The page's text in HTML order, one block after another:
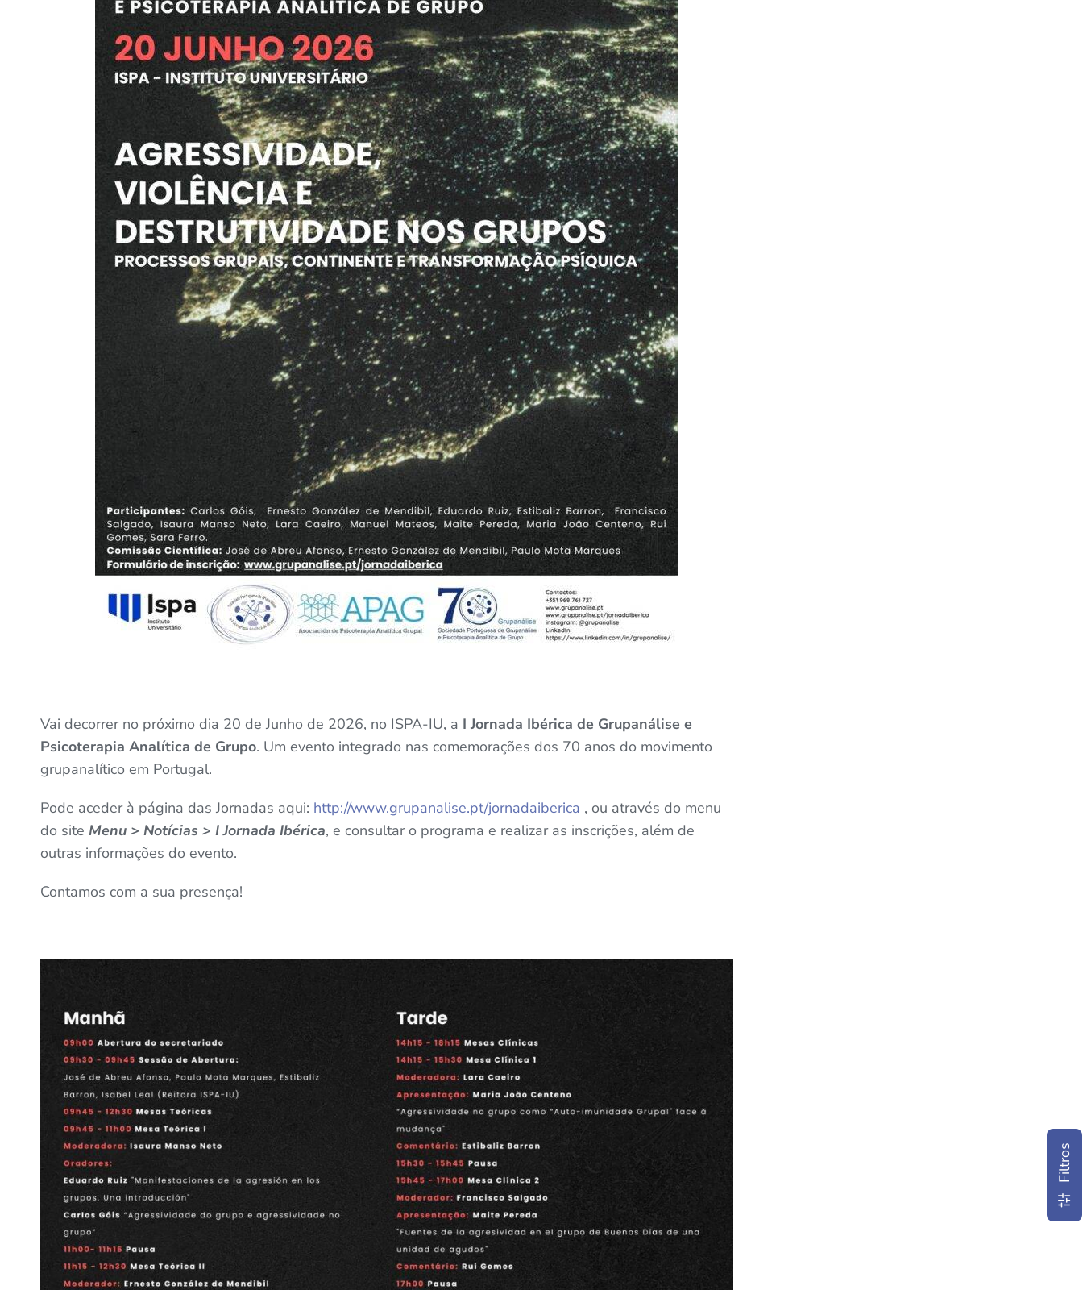
Vai decorrer no próximo dia 20 de Junho de 2026, no ISPA-IU, a I Jornada Ibérica de Grupanálise e
Psicoterapia Analítica de Grupo. Um evento integrado nas comemorações dos 70 anos do movimento
grupanalítico em Portugal.
Pode aceder à página das Jornadas aqui: http://www.grupanalise.pt/jornadaiberica , ou através do menu
do site Menu > Notícias > I Jornada Ibérica, e consultar o programa e realizar as inscrições, além de
outras informações do evento.
Contamos com a sua presença!
Filtros